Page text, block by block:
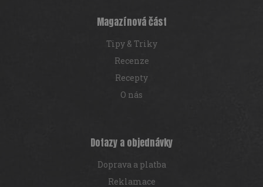
Magazínová část
Tipy & Triky
Recenze
Recepty
O nás
Dotazy a objednávky
Doprava a platba
Reklamace